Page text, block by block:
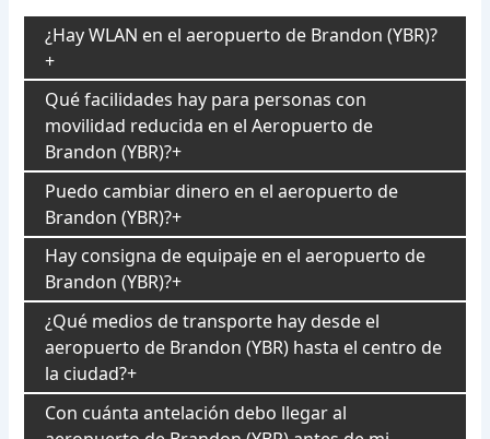
¿Hay WLAN en el aeropuerto de Brandon (YBR)?
Qué facilidades hay para personas con
movilidad reducida en el Aeropuerto de
Brandon (YBR)?
Puedo cambiar dinero en el aeropuerto de
Brandon (YBR)?
Hay consigna de equipaje en el aeropuerto de
Brandon (YBR)?
¿Qué medios de transporte hay desde el
aeropuerto de Brandon (YBR) hasta el centro de
la ciudad?
Con cuánta antelación debo llegar al